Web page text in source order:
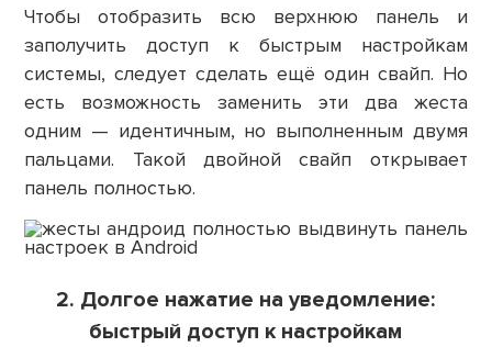
Чтобы отобразить всю верхнюю панель и
заполучить доступ к быстрым настройкам
системы, следует сделать ещё один свайп. Но
есть возможность заменить эти два жеста
одним — идентичным, но выполненным двумя
пальцами. Такой двойной свайп открывает
панель полностью.
2. Долгое нажатие на уведомление:
быстрый доступ к настройкам